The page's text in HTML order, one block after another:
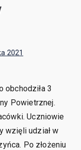
2021
obchodziła 3
Powietrznej.
Uczniowie
wzięli udział w
Po złożeniu